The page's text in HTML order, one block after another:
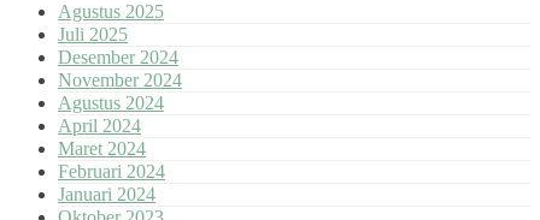
Agustus 2025
Juli 2025
Desember 2024
November 2024
Agustus 2024
April 2024
Maret 2024
Februari 2024
Januari 2024